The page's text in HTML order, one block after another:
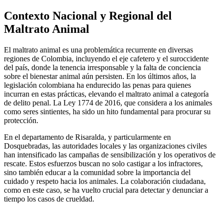
Contexto Nacional y Regional del
Maltrato Animal
El maltrato animal es una problemática recurrente en diversas
regiones de Colombia, incluyendo el eje cafetero y el suroccidente
del país, donde la tenencia irresponsable y la falta de conciencia
sobre el bienestar animal aún persisten. En los últimos años, la
legislación colombiana ha endurecido las penas para quienes
incurran en estas prácticas, elevando el maltrato animal a categoría
de delito penal. La Ley 1774 de 2016, que considera a los animales
como seres sintientes, ha sido un hito fundamental para procurar su
protección.
En el departamento de Risaralda, y particularmente en
Dosquebradas, las autoridades locales y las organizaciones civiles
han intensificado las campañas de sensibilización y los operativos de
rescate. Estos esfuerzos buscan no solo castigar a los infractores,
sino también educar a la comunidad sobre la importancia del
cuidado y respeto hacia los animales. La colaboración ciudadana,
como en este caso, se ha vuelto crucial para detectar y denunciar a
tiempo los casos de crueldad.